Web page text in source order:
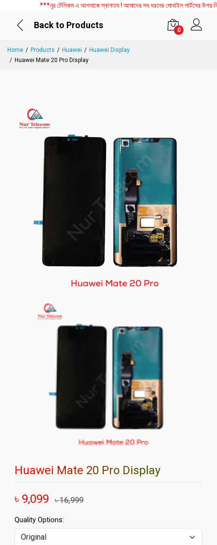
***নূর টেলিকম এ আপনাকে স্বাগতম ! আমাদের সব ধরনের মোবাইল পার্টসের উপর
Back to Products
0
Home Products Huawei
Huawei Display
Huawei Mate 20 Pro Display
Huawei Mate 20 Pro Display
৳ 9,099 ৳ 16,999
Quality Options: